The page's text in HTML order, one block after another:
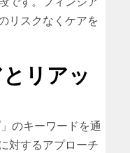
リスクなくケアを
リアッ
のキーワードを通
対するアプローチ